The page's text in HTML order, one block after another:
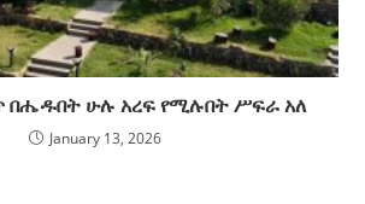
በሔዱበት ሁሉ አረፍ የሚሉበት ሥፍራ አለ
January 13, 2026